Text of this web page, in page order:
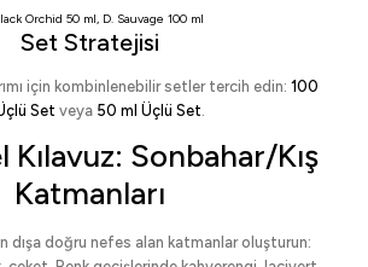
Orchid 50 ml, D. Sauvage 100 ml
Set Stratejisi
için kombinlenebilir setler tercih edin: 100
Set veya 50 ml Üçlü Set.
Kılavuz: Sonbahar/Kış
Katmanları
dışa doğru nefes alan katmanlar oluşturun: